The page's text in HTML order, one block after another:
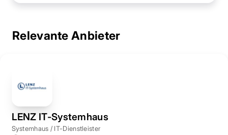
Relevante Anbieter
LENZ IT-Systemhaus
Systemhaus / IT-Dienstleister